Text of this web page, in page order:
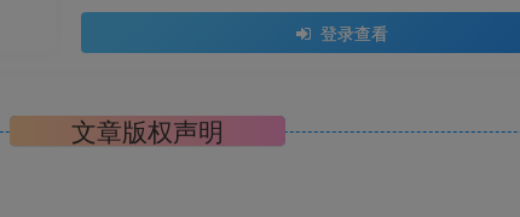
登录查看
文章版权声明